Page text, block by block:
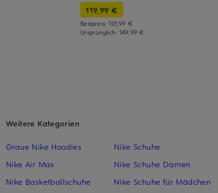
119,99 €
Bestpreis:101,99 €
Ursprünglich: 149,99 €
Weitere Kategorien
Graue Nike Hoodies
Nike Air Max
Nike Basketballschuhe
Nike Schuhe
Nike Schuhe Damen
Nike Schuhe für Mädchen